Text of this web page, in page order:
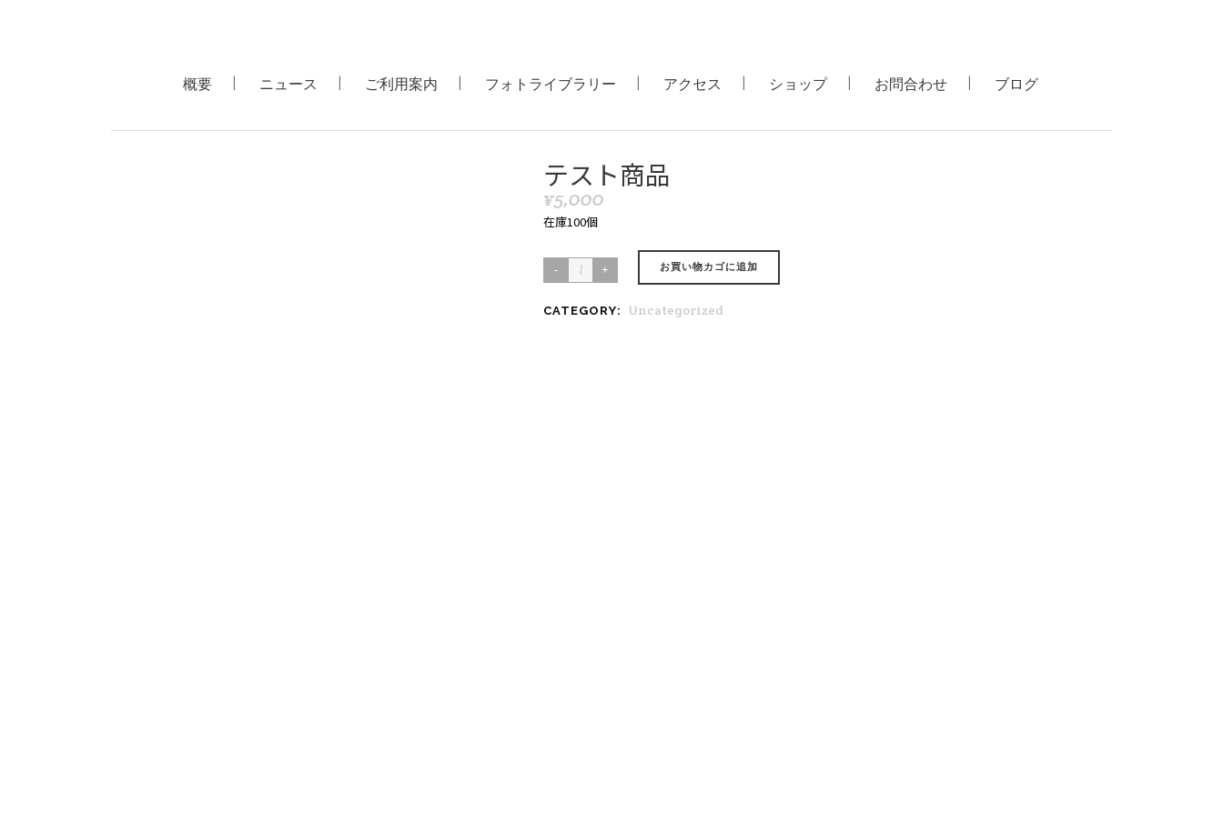
概要 ニュース ご利用案内 フォトライブラリー アクセス ショップ お問合わせ ブログ
テスト商品
¥5,000
在庫100個
ト
お買い物カゴに追加
CATEGORY: Uncategorized